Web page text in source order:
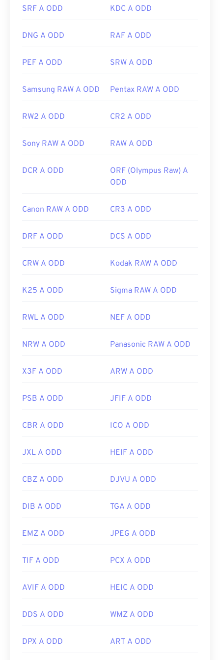
web e sistemi operativi. Per aprire una GIF per
Photoshop. Su Windows, apri le GIF con
NXT Proe altri. Su macOS, utilizza i visualizzatori e
Sviluppato da:
CompuServe, Inc.
Link utili: https://en.wikipedia.org/wiki/GIF
SRF A ODD KDC A ODD
DNG A ODD RAF A ODD
PEF A ODD SRW A ODD
Samsung RAW A ODD Pentax RAW A ODD
RW2 A ODD CR2 A ODD
Sony RAW A ODD RAW A ODD
DCR A ODD
ORF (Olympus Raw) A
ODD
Canon RAW A ODD CR3 A ODD
DRF A ODD DCS A ODD
CRW A ODD Kodak RAW A ODD
K25 A ODD Sigma RAW A ODD
RWL A ODD NEF A ODD
NRW A ODD Panasonic RAW A ODD
X3F A ODD ARW A ODD
PSB A ODD JFIF A ODD
CBR A ODD ICO A ODD
JXL A ODD HEIF A ODD
CBZ A ODD DJVU A ODD
DIB A ODD TGA A ODD
EMZ A ODD JPEG A ODD
TIF A ODD PCX A ODD
AVIF A ODD HEIC A ODD
DDS A ODD WMZ A ODD
DPX A ODD ART A ODD